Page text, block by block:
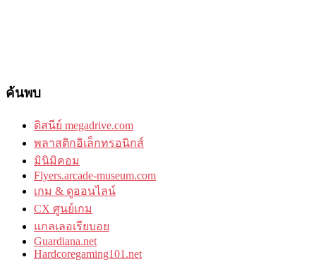
ค้นพบ
ดิสนีย์ megadrive.com
พลาสติกอิเล็กทรอนิกส์
มินิมิคอม
Flyers.arcade-museum.com
เกม & ดูออนไลน์
CX ศูนย์เกม
แกลเลอเรียบอย
Guardiana.net
Hardcoregaming101.net